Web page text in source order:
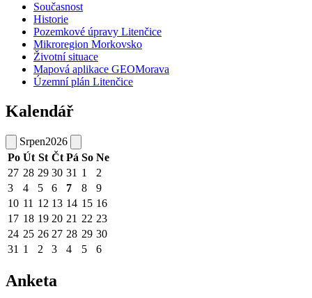
Současnost
Historie
Pozemkové úpravy Litenčice
Mikroregion Morkovsko
Životní situace
Mapová aplikace GEOMorava
Územní plán Litenčice
Kalendář
Srpen2026
Po Út St Čt Pá So Ne
27 28 29 30 31 1
2
3
4 5 6 7 8
9
10 11 12 13 14 15 16
17 18 19 20 21 22 23
24 25 26 27 28 29 30
31 1 2 3 4 5 6
Anketa